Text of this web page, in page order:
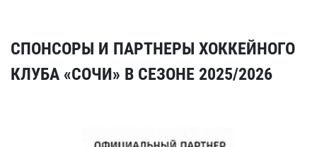
СПОНСОРЫ И ПАРТНЕРЫ ХОККЕЙНОГО
КЛУБА «СОЧИ» В СЕЗОНЕ 2025/2026